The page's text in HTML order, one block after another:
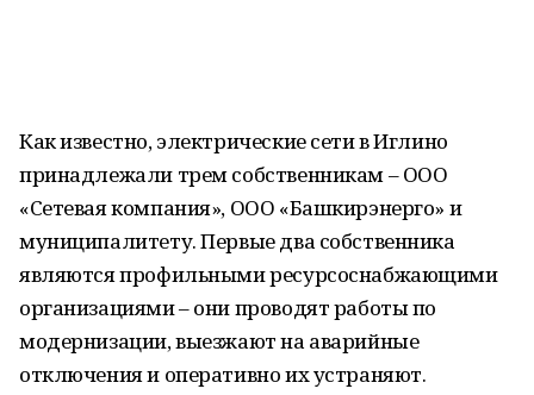
Как известно, электрические сети в Иглино
принадлежали трем собственникам – ООО
«Сетевая компания», ООО «Башкирэнерго» и
муниципалитету. Первые два собственника
являются профильными ресурсоснабжающими
организациями – они проводят работы по
модернизации, выезжают на аварийные
отключения и оперативно их устраняют.